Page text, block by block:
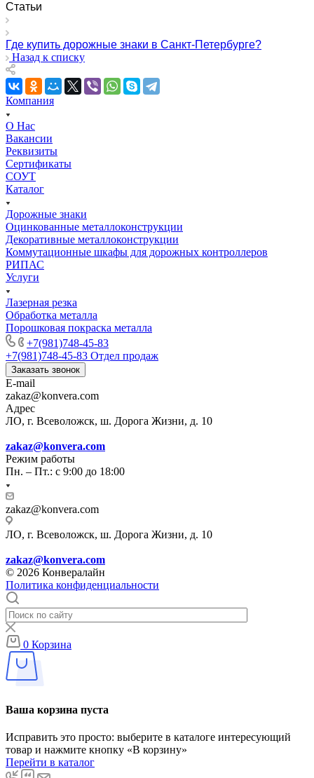
Статьи
Где купить дорожные знаки в Санкт-Петербурге?
Назад к списку
Компания
О Нас
Вакансии
Реквизиты
Сертификаты
СОУТ
Каталог
Дорожные знаки
Оцинкованные металлоконструкции
Декоративные металлоконструкции
Коммутационные шкафы для дорожных контроллеров
РИПАС
Услуги
Лазерная резка
Обработка металла
Порошковая покраска металла
+7(981)748-45-83
+7(981)748-45-83 Отдел продаж
Заказать звонок
E-mail
zakaz@konvera.com
Адрес
ЛО, г. Всеволожск, ш. Дорога Жизни, д. 10
zakaz@konvera.com
Режим работы
Пн. – Пт.: с 9:00 до 18:00
zakaz@konvera.com
ЛО, г. Всеволожск, ш. Дорога Жизни, д. 10
zakaz@konvera.com
© 2026 Конвералайн
Политика конфиденциальности
0 Корзина
Ваша корзина пуста
Исправить это просто: выберите в каталоге интересующий
товар и нажмите кнопку «В корзину»
Перейти в каталог